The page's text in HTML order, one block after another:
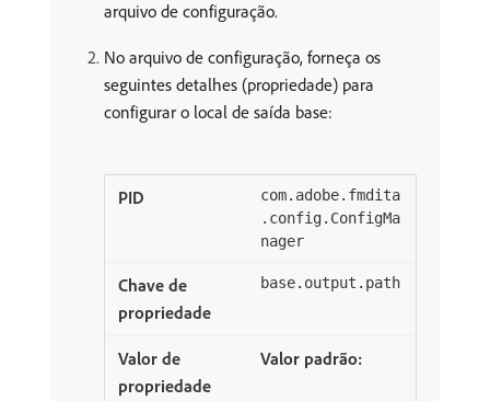
arquivo de configuração.
No arquivo de configuração, forneça os
seguintes detalhes (propriedade) para
configurar o local de saída base:
com.adobe.fmdita
.config.ConfigMa
nager
base.output.path
Valor padrão: